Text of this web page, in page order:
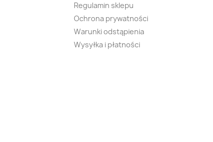
Regulamin sklepu
Ochrona prywatności
Warunki odstąpienia
Wysyłka i płatności